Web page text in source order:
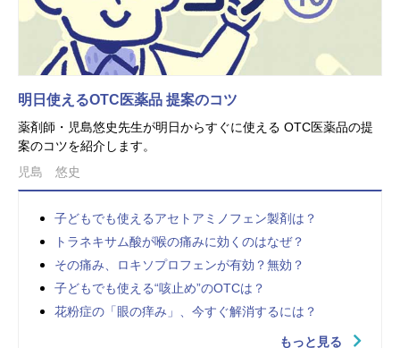
明日使えるOTC医薬品 提案のコツ
薬剤師・児島悠史先生が明日からすぐに使える OTC医薬品の提
案のコツを紹介します。
児島 悠史
子どもでも使えるアセトアミノフェン製剤は？
トラネキサム酸が喉の痛みに効くのはなぜ？
その痛み、ロキソプロフェンが有効？無効？
子どもでも使える“咳止め”のOTCは？
花粉症の「眼の痒み」、今すぐ解消するには？
もっと見る